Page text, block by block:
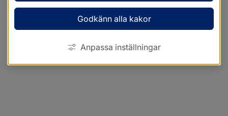
Godkänn alla kakor
Anpassa inställningar